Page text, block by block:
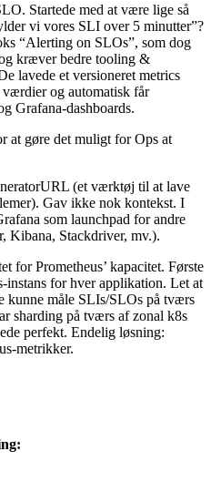
Startede med at være lige så
vi vores SLI over 5 minutter”?
“Alerting on SLOs”, som dog
kræver bedre tooling &
lavede et versioneret metrics
og automatisk får
Grafana-dashboards.
at gøre det muligt for Ops at
(et værktøj til at lave
Gav ikke nok kontekst. I
som launchpad for andre
Kibana, Stackdriver, mv.).
for Prometheus’ kapacitet. Første
instans for hver applikation. Let at
kunne måle SLIs/SLOs på tværs
sharding på tværs af zonal k8s
perfekt. Endelig løsning:
metrikker.